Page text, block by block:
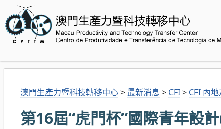
澳門生產力暨科技轉移中心> 最新消息 > CFI> CFI 內
第16屆“虎門杯”國際青年設